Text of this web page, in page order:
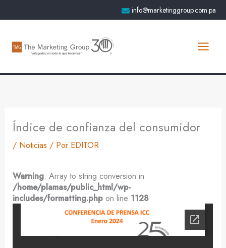
info@marketinggroup.com.pa
Índice de confianza del consumidor
/ Noticias / Por EDITOR
Warning: Array to string conversion in
/home/plamas/public_html/wp-
includes/formatting.php on line 1128